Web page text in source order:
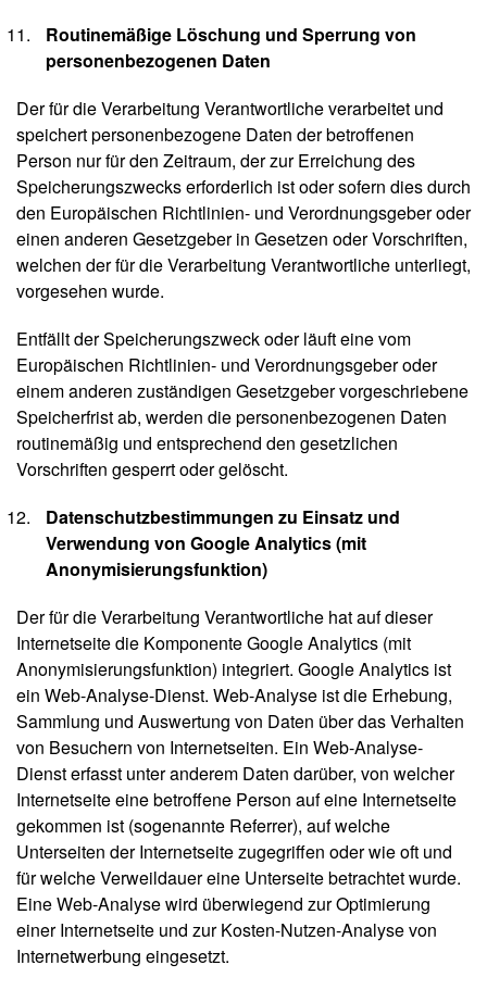
Routinemäßige Löschung und Sperrung von
personenbezogenen Daten
Der für die Verarbeitung Verantwortliche verarbeitet und
speichert personenbezogene Daten der betroffenen
Person nur für den Zeitraum, der zur Erreichung des
Speicherungszwecks erforderlich ist oder sofern dies durch
den Europäischen Richtlinien- und Verordnungsgeber oder
einen anderen Gesetzgeber in Gesetzen oder Vorschriften,
welchen der für die Verarbeitung Verantwortliche unterliegt,
vorgesehen wurde.
Entfällt der Speicherungszweck oder läuft eine vom
Europäischen Richtlinien- und Verordnungsgeber oder
einem anderen zuständigen Gesetzgeber vorgeschriebene
Speicherfrist ab, werden die personenbezogenen Daten
routinemäßig und entsprechend den gesetzlichen
Vorschriften gesperrt oder gelöscht.
Datenschutzbestimmungen zu Einsatz und
Verwendung von Google Analytics (mit
Anonymisierungsfunktion)
Der für die Verarbeitung Verantwortliche hat auf dieser
Internetseite die Komponente Google Analytics (mit
Anonymisierungsfunktion) integriert. Google Analytics ist
ein Web-Analyse-Dienst. Web-Analyse ist die Erhebung,
Sammlung und Auswertung von Daten über das Verhalten
von Besuchern von Internetseiten. Ein Web-Analyse-
Dienst erfasst unter anderem Daten darüber, von welcher
Internetseite eine betroffene Person auf eine Internetseite
gekommen ist (sogenannte Referrer), auf welche
Unterseiten der Internetseite zugegriffen oder wie oft und
für welche Verweildauer eine Unterseite betrachtet wurde.
Eine Web-Analyse wird überwiegend zur Optimierung
einer Internetseite und zur Kosten-Nutzen-Analyse von
Internetwerbung eingesetzt.